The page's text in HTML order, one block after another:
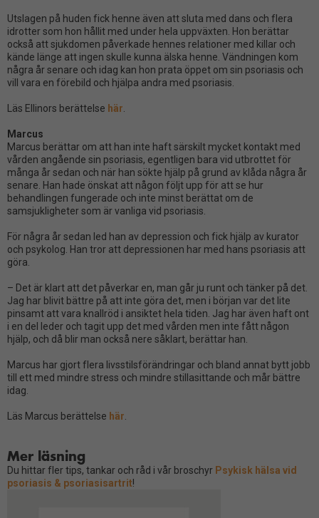
Utslagen på huden fick henne även att sluta med dans och flera
idrotter som hon hållit med under hela uppväxten. Hon berättar
också att sjukdomen påverkade hennes relationer med killar och
kände länge att ingen skulle kunna älska henne. Vändningen kom
några år senare och idag kan hon prata öppet om sin psoriasis och
vill vara en förebild och hjälpa andra med psoriasis.
Läs Ellinors berättelse här.
Marcus
Marcus berättar om att han inte haft särskilt mycket kontakt med
vården angående sin psoriasis, egentligen bara vid utbrottet för
många år sedan och när han sökte hjälp på grund av klåda några år
senare. Han hade önskat att någon följt upp för att se hur
behandlingen fungerade och inte minst berättat om de
samsjukligheter som är vanliga vid psoriasis.
För några år sedan led han av depression och fick hjälp av kurator
och psykolog. Han tror att depressionen har med hans psoriasis att
göra.
– Det är klart att det påverkar en, man går ju runt och tänker på det.
Jag har blivit bättre på att inte göra det, men i början var det lite
pinsamt att vara knallröd i ansiktet hela tiden. Jag har även haft ont
i en del leder och tagit upp det med vården men inte fått någon
hjälp, och då blir man också nere såklart, berättar han.
Marcus har gjort flera livsstilsförändringar och bland annat bytt jobb
till ett med mindre stress och mindre stillasittande och mår bättre
idag.
Läs Marcus berättelse här.
Mer läsning
Du hittar fler tips, tankar och råd i vår broschyr Psykisk hälsa vid
psoriasis & psoriasisartrit!